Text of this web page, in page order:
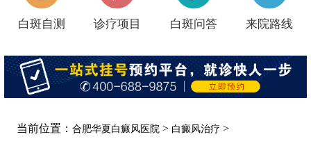
白斑自测 诊疗项目 白斑问答 来院路线
当前位置：合肥华夏白癜风医院 > 白癜风治疗 >